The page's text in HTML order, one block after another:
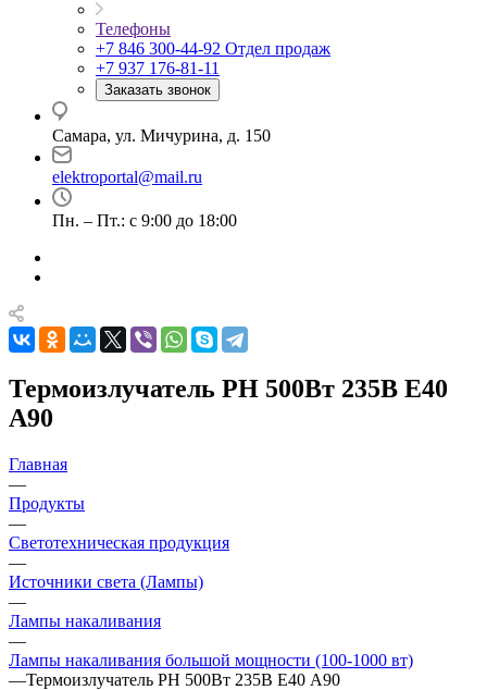
Телефоны
+7 846 300-44-92 Отдел продаж
+7 937 176-81-11
Заказать звонок
Самара, ул. Мичурина, д. 150
elektroportal@mail.ru
Пн. – Пт.: с 9:00 до 18:00
Термоизлучатель РН 500Вт 235В E40
А90
Главная
—
Продукты
—
Светотехническая продукция
—
Источники света (Лампы)
—
Лампы накаливания
—
Лампы накаливания большой мощности (100-1000 вт)
—Термоизлучатель РН 500Вт 235В E40 А90